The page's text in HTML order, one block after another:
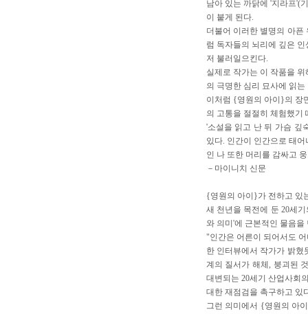
남아 있는 까닭에 '지라프'(
이 붙게 된다.
더불어 이러한 별명의 아
럼 독자들의 뇌리에 깊은
저 불러일으킨다.
실제로 작가는 이 작품을
의 극명한 심리 묘사에 읽
이처럼 {영원의 아이}의 장
의 고통을 절절히 체험했기
'소설을 읽고 난 뒤 가슴 깊
있다. 인간이 인간으로 태
인 나 또한 머리를 감싸고
－마이니치 신문
{영원의 아이}가 전하고 있
새 천년을 목전에 둔 20세
와 의미'에 근본적인 물음을
"인간은 어른이 되어서도
한 인터뷰에서 작가가 밝
계의 질서가 해체, 붕괴된
대변되는 20세기 산업사회
대한 재점검을 촉구하고 있
그런 의미에서 {영원의 아